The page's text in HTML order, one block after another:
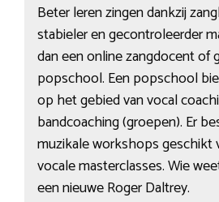
Beter leren zingen dankzij
stabieler en gecontroleerder
dan een online zangdocent of
popschool. Een popschool
op het gebied van vocal
bandcoaching (groepen). Er
muzikale workshops geschikt
vocale masterclasses. Wie
een nieuwe Roger Daltrey.